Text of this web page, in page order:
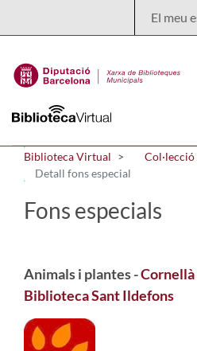
El meu
Biblioteca Virtual Col·lecció
Detall fons especial
Fons especials
Animals i plantes -Cornellà
Biblioteca Sant Ildefons